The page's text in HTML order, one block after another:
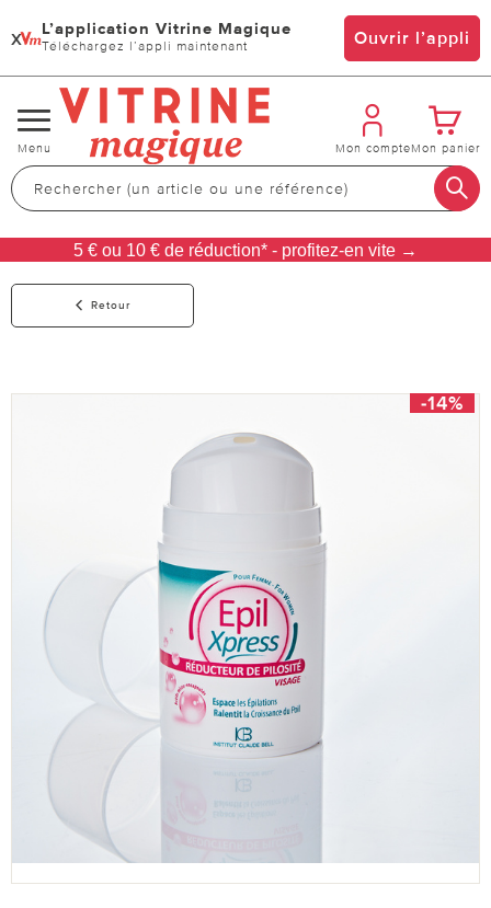
x L’application Vitrine Magique
Téléchargez l’appli maintenant Ouvrir l’appli
Changer
de
navigation
Menu Mon compteMon panier
5 € ou 10 € de réduction* - profitez-en vite →
Retour
-14%